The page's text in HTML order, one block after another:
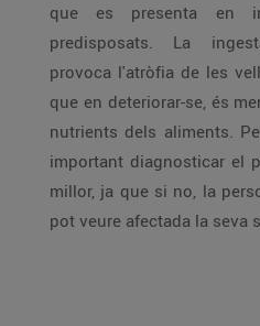
que es presenta en
predisposats. La
provoca l'atròfia de les
que en deteriorar-se, és
nutrients dels aliments.
important diagnosticar el
millor, ja que si no, la
pot veure afectada la seva